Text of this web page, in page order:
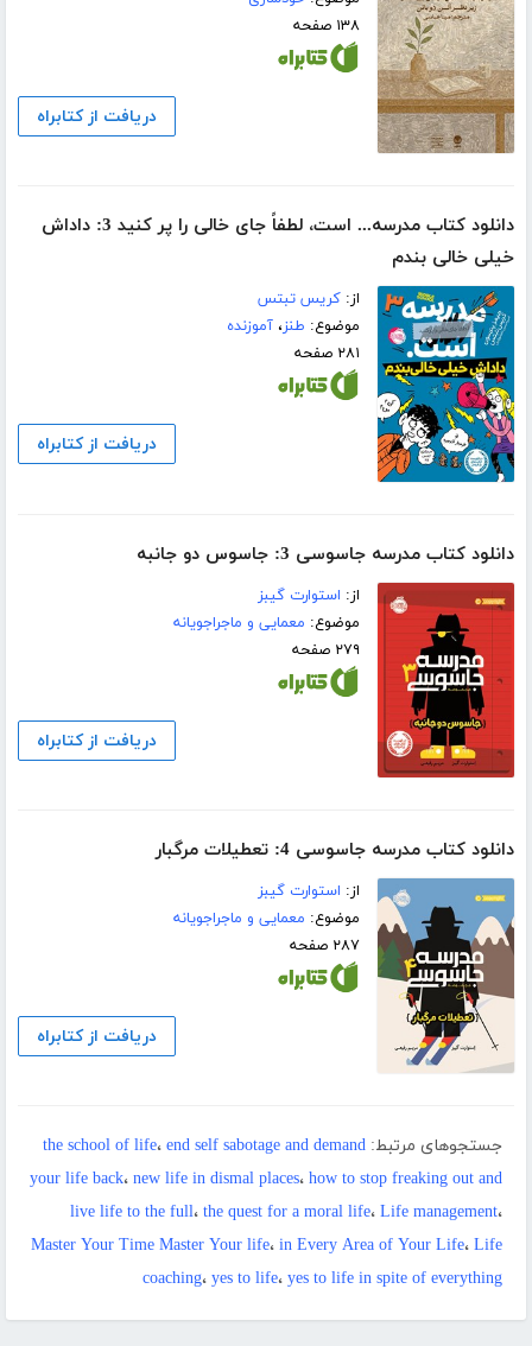
۱۳۸ صفحه
دریافت از کتابراه
دانلود کتاب مدرسه... است، لطفاً جای خالی را پر کنید 3: داداش
خیلی خالی بندم
از:کریس تبتس
موضوع: طنز،آموزنده
۲۸۱ صفحه
دریافت از کتابراه
دانلود کتاب مدرسه جاسوسی 3: جاسوس دو جانبه
از: استوارت گیبز
موضوع: معمایی و ماجراجویانه
۲۷۹ صفحه
دریافت از کتابراه
دانلود کتاب مدرسه جاسوسی 4: تعطیلات مرگبار
از: استوارت گیبز
موضوع: معمایی و ماجراجویانه
۲۸۷ صفحه
دریافت از کتابراه
جستجوهای مرتبط: the school of life، end self sabotage and demand
your life back، new life in dismal places، how to stop freaking out and
live life to the full، the quest for a moral life، Life management،
Master Your Time Master Your life، in Every Area of Your Life، Life
coaching، yes to life، yes to life in spite of everything